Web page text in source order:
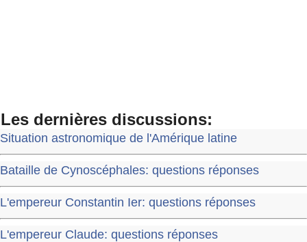
Les dernières discussions:
Situation astronomique de l'Amérique latine
Bataille de Cynoscéphales: questions réponses
L'empereur Constantin Ier: questions réponses
L'empereur Claude: questions réponses